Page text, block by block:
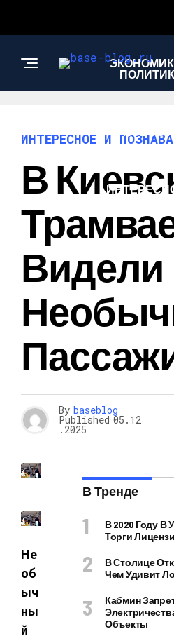
ИНТЕРЕСНОЕ И
В
Видели
By baseblog
Published 05.12
.2025
Не
об
ыч
ны
й
В Тренде
В 2020 Году В
Торги
В Столице
Чем Удивит
Кабмин
Объекты